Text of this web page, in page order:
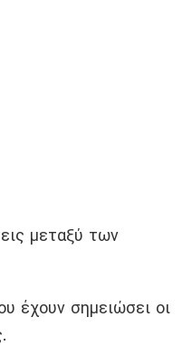
μεταξύ των
έχουν σημειώσει οι